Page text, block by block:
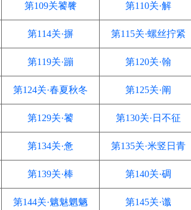
第109关饕餮 第110关·解
第114关·摒 第115关·螺丝拧紧
第119关·蹦 第120关·翰
第124关·春夏秋冬 第125关·阐
第129关·饕 第130关·日不征
第134关·惫 第135关·米竖日青
第139关·棒 第140关·碉
第144关·魑魅魍魉 第145关·谶